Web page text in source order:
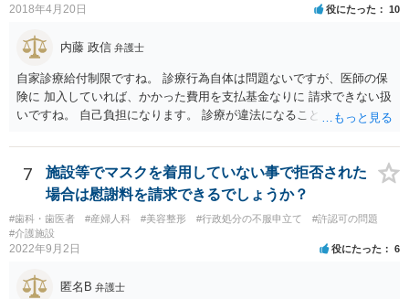
るかと思います ④慰謝料請求されるのか ★慰謝料請求の根拠はないで
け入れていると言えます。 当方行為が不法行為などに該当することは
ないかと思います。 相手方が揺さぶりをかけてくるようでしたら、代
理人を立てて、事実確認のほか対応の全てを任せてしまうというやり
方もあります。 妊娠をしたという話をベースにしたトラブルも多くあ
るところなので、もし相手方が脅し含みで請求をしてくるようであれ
2018年4月20日 役にたった 10
内藤 政信 弁護士
自家診療給付制限ですね。 診療行為自体は問題ないですが、医師の保
険に 加入していれば、かかった費用を支払基金なりに 請求できない扱
いですね。 自己負担になります。 診療が違法になることはないです
7
施設等でマスクを着用していない事で拒否された
場合は慰謝料を請求できるでしょうか？
#歯科・歯医者 #産婦人科 #美容整形 #行政処分の不服申立て
#許認可の問題
#介護施設
2022年9月2日 役にたった 6
匿名B 弁護士